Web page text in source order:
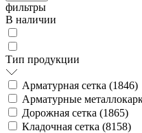
фильтры
В наличии
Тип продукции
Арматурная сетка (1846)
Арматурные
Дорожная сетка (1865)
Кладочная сетка (8158)